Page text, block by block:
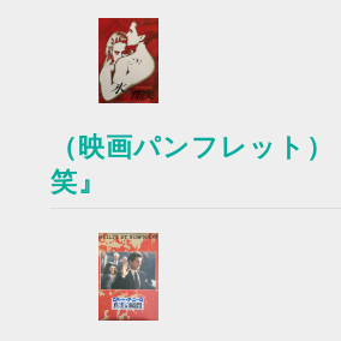
（映画パンフレット
笑』